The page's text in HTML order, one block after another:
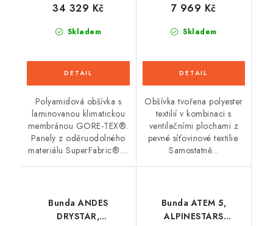
Skladem
34 329 Kč
Polyamidová obšívka s
laminovanou klimatickou
membránou GORE-TEX®.
Panely z oděruodolného
materiálu SuperFabric®....
Skladem
7 969 Kč
Obšívka tvořena polyester
textilií v kombinaci s
ventilačními plochami z
pevné síťovinové textilie.
Samostatně...
Bunda ANDES
DRYSTAR,
Bunda ATEM 5,
ALPINESTARS